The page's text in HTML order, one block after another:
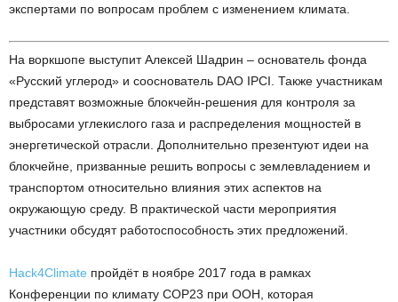
экспертами по вопросам проблем с изменением климата.
На воркшопе выступит Алексей Шадрин – основатель фонда
«Русский углерод» и сооснователь DAO IPCI. Также участникам
представят возможные блокчейн-решения для контроля за
выбросами углекислого газа и распределения мощностей в
энергетической отрасли. Дополнительно презентуют идеи на
блокчейне, призванные решить вопросы с землевладением и
транспортом относительно влияния этих аспектов на
окружающую среду. В практической части мероприятия
участники обсудят работоспособность этих предложений.
Hack4Climate пройдёт в ноябре 2017 года в рамках
Конференции по климату COP23 при ООН, которая